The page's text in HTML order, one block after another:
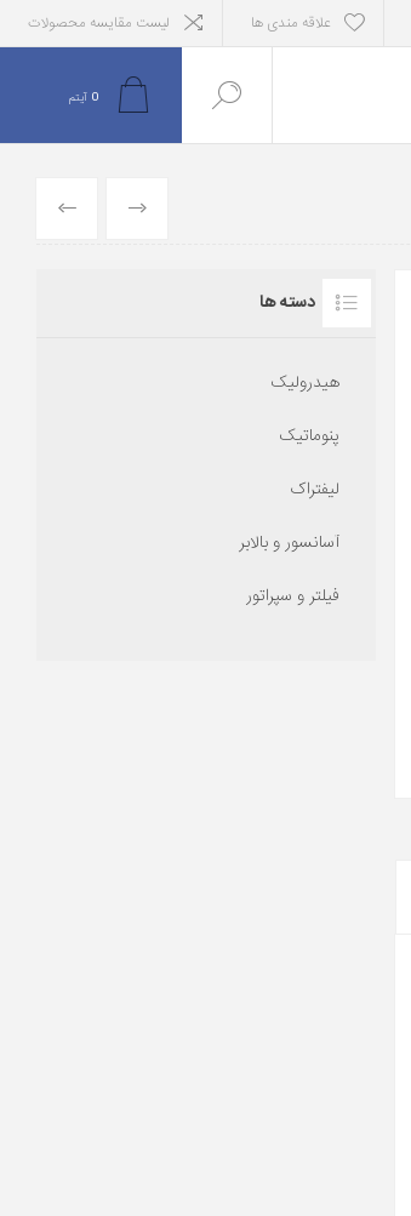
علاقه مندی ها لیست مقایسه محصولات
0 آیتم
بعدی
دسته ها
هیدرولیک
پنوماتیک
لیفتراک
آسانسور و بالابر
فیلتر و سپراتور